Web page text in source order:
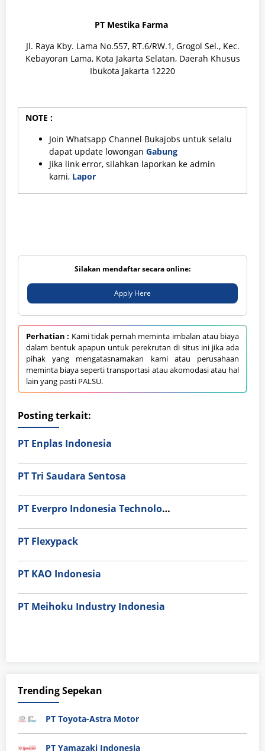
PT Mestika Farma
Jl. Raya Kby. Lama No.557, RT.6/RW.1, Grogol Sel., Kec.
Kebayoran Lama, Kota Jakarta Selatan, Daerah Khusus
Ibukota Jakarta 12220
NOTE :
Join Whatsapp Channel Bukajobs untuk selalu
dapat update lowongan Gabung
Jika link error, silahkan laporkan ke admin
kami, Lapor
Silakan mendaftar secara online:
Apply Here
Perhatian : Kami tidak pernah meminta imbalan atau biaya
dalam bentuk apapun untuk perekrutan di situs ini jika ada
pihak yang mengatasnamakan kami atau perusahaan
meminta biaya seperti transportasi atau akomodasi atau hal
lain yang pasti PALSU.
Posting terkait:
PT Enplas Indonesia
PT Tri Saudara Sentosa
PT Everpro Indonesia Technologies
PT Flexypack
PT KAO Indonesia
PT Meihoku Industry Indonesia
Trending Sepekan
PT Toyota-Astra Motor
PT Yamazaki Indonesia